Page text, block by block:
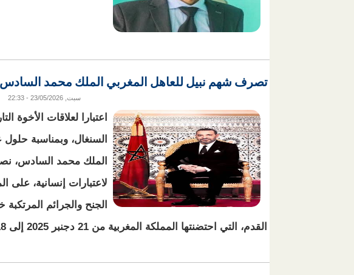
تصرف شهم نبيل للعاهل المغربي الملك محمد السادس
سبت, 23/05/2026 - 22:33
اعتبارا لعلاقات الأخوة
السنغال، وبمناسبة
الملك محمد السادس،
لاعتبارات إنسانية،
الجنح والجرائم
القدم، التي احتضنتها المملكة المغربية من 21 دجنبر 2025 إلى 18 يناير 2026.